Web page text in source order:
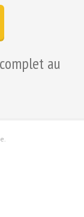
au